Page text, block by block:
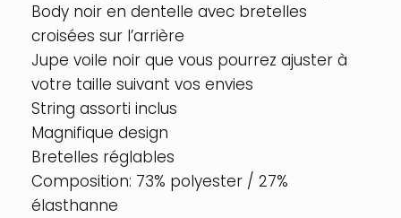
Body noir en dentelle avec bretelles
croisées sur l’arrière
Jupe voile noir que vous pourrez ajuster à
votre taille suivant vos envies
String assorti inclus
Magnifique design
Bretelles réglables
Composition: 73% polyester / 27%
élasthanne